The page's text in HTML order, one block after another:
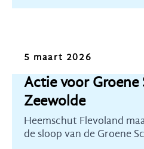
Nieuws
5 maart 2026
Actie voor Groene
Zeewolde
Heemschut Flevoland
de sloop van de Groene